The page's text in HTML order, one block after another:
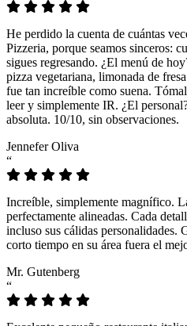
He perdido la cuenta de cuántas
Pizzeria, porque seamos sinceros:
sigues regresando. ¿El menú de
pizza vegetariana, limonada de
fue tan increíble como suena.
leer y simplemente IR. ¿El
absoluta. 10/10, sin observaciones.
Jennefer Oliva
“
Increíble, simplemente magnífico.
perfectamente alineadas. Cada
incluso sus cálidas personalidades.
corto tiempo en su área fuera el
Mr. Gutenberg
“